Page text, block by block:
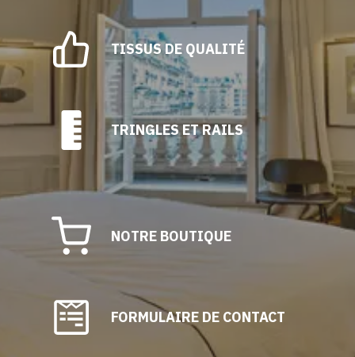
TISSUS DE QUALITÉ
TRINGLES ET RAILS
NOTRE BOUTIQUE
FORMULAIRE DE CONTACT